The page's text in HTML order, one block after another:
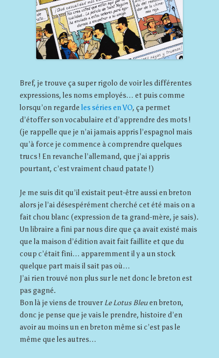
Bref, je trouve ça super rigolo de voir les différentes
expressions, les noms employés… et puis comme
lorsqu’on regarde les séries en VO, ça permet
d’étoffer son vocabulaire et d’apprendre des mots !
(je rappelle que je n’ai jamais appris l’espagnol mais
qu’à force je commence à comprendre quelques
trucs ! En revanche l’allemand, que j’ai appris
pourtant, c’est vraiment chaud patate !)
Je me suis dit qu’il existait peut-être aussi en breton
alors je l’ai désespérément cherché cet été mais on a
fait chou blanc (expression de ta grand-mère, je sais).
Un libraire a fini par nous dire que ça avait existé mais
que la maison d’édition avait fait faillite et que du
coup c’était fini… apparemment il y a un stock
quelque part mais il sait pas où…
J’ai rien trouvé non plus sur le net donc le breton est
pas gagné.
Bon là je viens de trouver Le Lotus Bleuen breton,
donc je pense que je vais le prendre, histoire d’en
avoir au moins un en breton même si c’est pas le
même que les autres…